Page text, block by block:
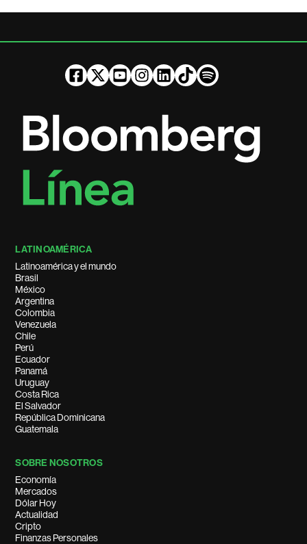
LATINOAMÉRICA
Latinoamérica y el mundo
Brasil
México
Argentina
Colombia
Venezuela
Chile
Perú
Ecuador
Panamá
Uruguay
Costa Rica
El Salvador
República Dominicana
Guatemala
SOBRE NOSOTROS
Economía
Mercados
Dólar Hoy
Actualidad
Cripto
Finanzas Personales